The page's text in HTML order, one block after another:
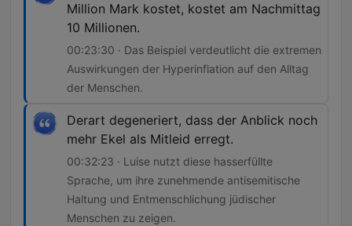
Million Mark kostet, kostet am Nachmittag
10 Millionen.
00:23:30 · Das Beispiel verdeutlicht die extremen
Auswirkungen der Hyperinflation auf den Alltag
der Menschen.
Derart degeneriert, dass der Anblick noch
mehr Ekel als Mitleid erregt.
00:32:23 · Luise nutzt diese hasserfüllte
Sprache, um ihre zunehmende antisemitische
Haltung und Entmenschlichung jüdischer
Menschen zu zeigen.